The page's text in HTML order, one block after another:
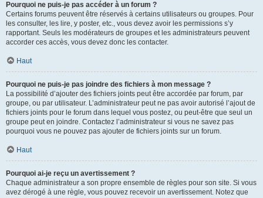
Pourquoi ne puis-je pas accéder à un forum ?
Certains forums peuvent être réservés à certains utilisateurs ou groupes. Pour
les consulter, les lire, y poster, etc., vous devez avoir les permissions s’y
rapportant. Seuls les modérateurs de groupes et les administrateurs peuvent
accorder ces accès, vous devez donc les contacter.
Haut
Pourquoi ne puis-je pas joindre des fichiers à mon message ?
La possibilité d’ajouter des fichiers joints peut être accordée par forum, par
groupe, ou par utilisateur. L’administrateur peut ne pas avoir autorisé l’ajout de
fichiers joints pour le forum dans lequel vous postez, ou peut-être que seul un
groupe peut en joindre. Contactez l’administrateur si vous ne savez pas
pourquoi vous ne pouvez pas ajouter de fichiers joints sur un forum.
Haut
Pourquoi ai-je reçu un avertissement ?
Chaque administrateur a son propre ensemble de règles pour son site. Si vous
avez dérogé à une règle, vous pouvez recevoir un avertissement. Notez que